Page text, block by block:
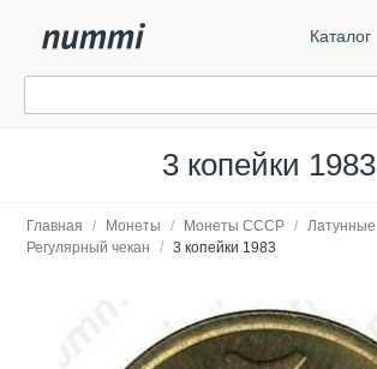
Каталог
3 копейки 1983
Главная / Монеты / Монеты СССР / Латунные
Регулярный чекан
/ 3 копейки 1983